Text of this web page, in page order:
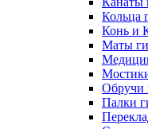
Кольца
Конь и
Маты
Обручи
Палки